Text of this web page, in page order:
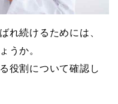
れ続けるためには、
うか。
役割について確認し